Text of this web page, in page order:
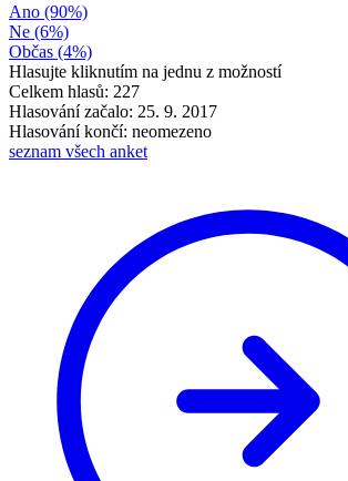
Ano (90%)
Ne (6%)
Občas (4%)
Hlasujte kliknutím na jednu z možností
Celkem hlasů: 227
Hlasování začalo: 25. 9. 2017
Hlasování končí: neomezeno
seznam všech anket